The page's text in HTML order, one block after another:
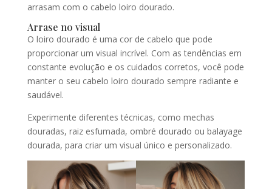
arrasam com o cabelo loiro dourado.
Arrase no visual
O loiro dourado é uma cor de cabelo que pode
proporcionar um visual incrível. Com as tendências em
constante evolução e os cuidados corretos, você pode
manter o seu cabelo loiro dourado sempre radiante e
saudável.
Experimente diferentes técnicas, como mechas
douradas, raiz esfumada, ombré dourado ou balayage
dourada, para criar um visual único e personalizado.